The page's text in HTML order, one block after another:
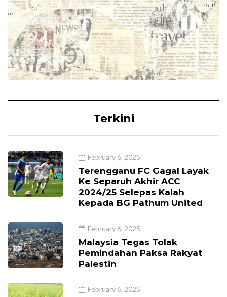
Terkini
February 6, 2025
Terengganu FC Gagal Layak
Ke Separuh Akhir ACC
2024/25 Selepas Kalah
Kepada BG Pathum United
February 6, 2025
Malaysia Tegas Tolak
Pemindahan Paksa Rakyat
Palestin
February 6, 2025